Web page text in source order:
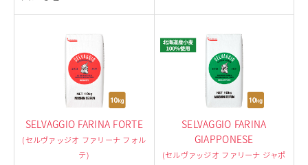
SELVAGGIO FARINA FORTE
(セルヴァッジオ ファリーナ フォル
テ)
SELVAGGIO FARINA
GIAPPONESE
(セルヴァッジオ ファリーナ ジャポ